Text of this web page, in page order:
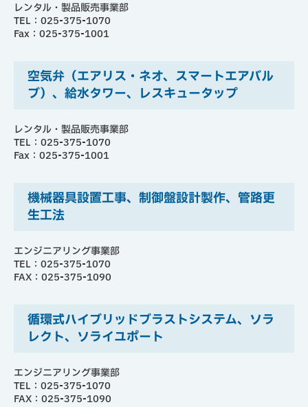
レンタル・製品販売事業部
TEL：025-375-1070
Fax：025-375-1001
空気弁（エアリス・ネオ、スマートエアバル
ブ）、給水タワー、レスキュータップ
レンタル・製品販売事業部
TEL：025-375-1070
Fax：025-375-1001
機械器具設置工事、制御盤設計製作、管路更
生工法
エンジニアリング事業部
TEL：025-375-1070
FAX：025-375-1090
循環式ハイブリッドブラストシステム、ソラ
レクト、ソライユポート
エンジニアリング事業部
TEL：025-375-1070
FAX：025-375-1090